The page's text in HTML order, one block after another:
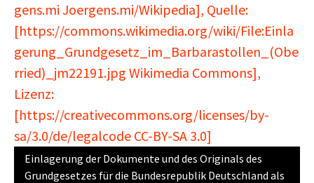
Einlagerung der Dokumente und des Originals des
Grundgesetzes für die Bundesrepublik Deutschland als